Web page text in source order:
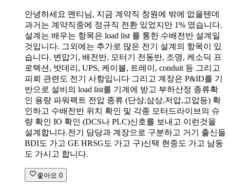
안녕하세요 멘티님, 지금 계약직 창원에 밖에 없을텐데
과거는 계약직중에 정규직 전환 있었지만 1% 였습니다.
설계는 배우는 항목은 load list 를 통한 수배전반 설계일
것입니다. 그외에는 추가로 많은 전기 설계의 항목이 있
습니다. 변압기, 배전반, 모터기 전동반, 조명, 케소딕 프
로텍션, 밧데리, UPS, 케이블, 트레이, conduit 등 그리고
피뢰 관련도 전기 사항입니다 그리고 계장은 P&ID를 기
반으로 설비의 load list를 기계에 받고 부하산정 종류확
인 용량 파워팩트 전압 종류 (단상,삼상,저압,고압등) 확
인하고 수배전반 위치 확인 및 각종 모터드라이브의 슈
량 확인 IO 확인 (DCS나 PLC)신호를 보내고 이런것을
설계합니다.전기 담당과 계장으로 구분하고 거기 출신들
BDI도 가고 GE HRSG도 가고 구)신택 현중도 가고 남동
도 가시고 합니다.
좋아요 0